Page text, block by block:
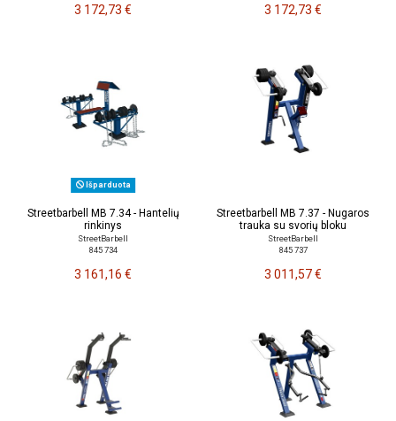
3 172,73 € 3 172,73 €
Išparduota
Streetbarbell MB 7.34 - Hantelių
rinkinys
StreetBarbell
845 734
3 161,16 €
Streetbarbell MB 7.37 - Nugaros
trauka su svorių bloku
StreetBarbell
845 737
3 011,57 €